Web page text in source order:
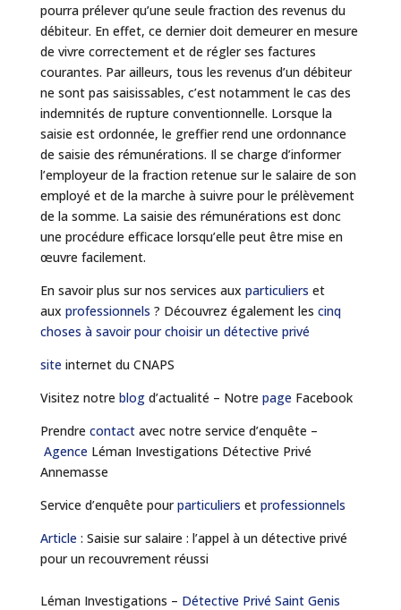
pourra prélever qu’une seule fraction des revenus du
débiteur. En effet, ce dernier doit demeurer en mesure
de vivre correctement et de régler ses factures
courantes. Par ailleurs, tous les revenus d’un débiteur
ne sont pas saisissables, c’est notamment le cas des
indemnités de rupture conventionnelle. Lorsque la
saisie est ordonnée, le greffier rend une ordonnance
de saisie des rémunérations. Il se charge d’informer
l’employeur de la fraction retenue sur le salaire de son
employé et de la marche à suivre pour le prélèvement
de la somme. La saisie des rémunérations est donc
une procédure efficace lorsqu’elle peut être mise en
œuvre facilement.
En savoir plus sur nos services aux particuliers et
aux professionnels ? Découvrez également les cinq
choses à savoir pour choisir un détective privé
site internet du CNAPS
Visitez notre blogd’actualité – Notre page Facebook
Prendre contactavec notre service d’enquête –
Agence Léman Investigations Détective Privé
Annemasse
Service d’enquête pourparticuliers et professionnels
Article : Saisie sur salaire : l’appel à un détective privé
pour un recouvrement réussi
Léman Investigations – Détective Privé Saint Genis